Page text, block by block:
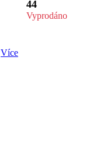
44
Vyprodáno
Více